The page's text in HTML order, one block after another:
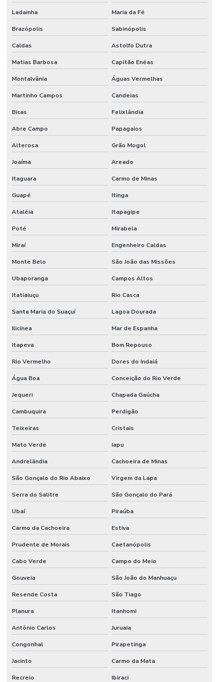
Ladainha Maria da Fé
Brazópolis Sabinópolis
Caldas Astolfo Dutra
Matias Barbosa Capitão Enéas
Montalvânia Águas Vermelhas
Martinho Campos Candeias
Bicas Felixlândia
Abre Campo Papagaios
Alterosa Grão Mogol
Joaíma Areado
Itaguara Carmo de Minas
Guapé Itinga
Ataléia Itapagipe
Poté Mirabela
Miraí Engenheiro Caldas
Monte Belo São João das Missões
Ubaporanga Campos Altos
Itatiaiuçu Rio Casca
Santa Maria do Suaçuí Lagoa Dourada
Ilicínea Mar de Espanha
Itapeva Bom Repouso
Rio Vermelho Dores do Indaiá
Água Boa Conceição do Rio Verde
Jequeri Chapada Gaúcha
Cambuquira Perdigão
Teixeiras Cristais
Mato Verde Iapu
Andrelândia Cachoeira de Minas
São Gonçalo do Rio Abaixo Virgem da Lapa
Serra do Salitre São Gonçalo do Pará
Ubaí Piraúba
Carmo da Cachoeira Estiva
Prudente de Morais Caetanópolis
Cabo Verde Campo do Meio
Gouveia São João do Manhuaçu
Resende Costa São Tiago
Planura Itanhomi
Antônio Carlos Juruaia
Congonhal Pirapetinga
Jacinto Carmo da Mata
Recreio Ibiraci